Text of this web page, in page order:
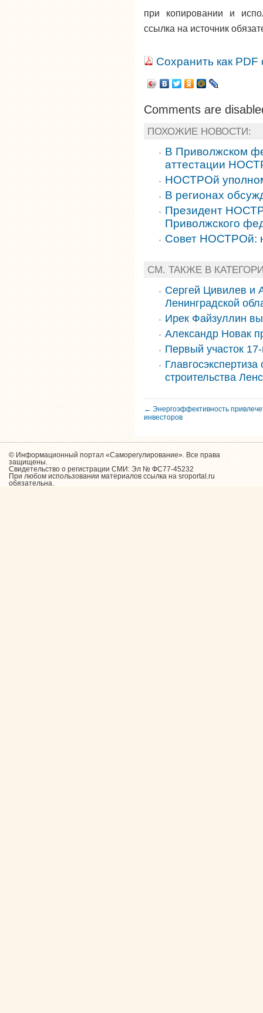
при копировании и
ссылка на источник
Сохранить как
Comments are
ПОХОЖИЕ НОВОСТИ:
В Приволжском
аттестации
НОСТРОй
В регионах
Президент
Приволжского
Совет НОСТРОй:
СМ. ТАКЖЕ В
Сергей Цивилев и
Ленинградской
Ирек Файзуллин
Александр Новак
Первый участок
строительства
← Энергоэффективность
инвесторов
© Информационный портал «Саморегулирование». Все права
защищены.
Свидетельство о регистрации СМИ: Эл № ФС77-45232
При любом использовании материалов ссылка на sroportal.ru
обязательна.